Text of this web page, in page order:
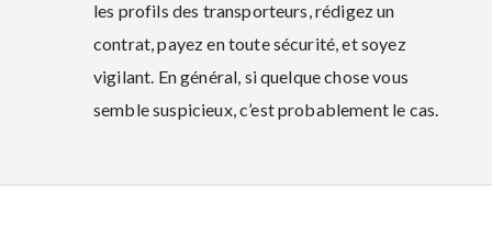
les profils des transporteurs, rédigez un
contrat, payez en toute sécurité, et soyez
vigilant. En général, si quelque chose vous
semble suspicieux, c’est probablement le cas.